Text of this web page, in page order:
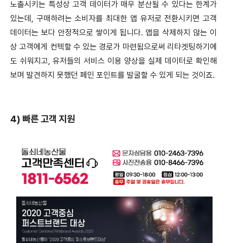
노출시키는 특성상 고객 데이터가 매우 분산될 수 있다는 한계가
있는데, 구매하려는 소비자를 최대한 앱 유저로 전환시키면 고객
데이터는 보다 안정적으로 쌓이게 됩니다. 앱을 삭제하지 않는 이
상 고객에게 컨텍할 수 있는 경로가 마련됨으로써 리타겟팅하기에
도 쉬워지고, 유저들의 서비스 이용 양상을 실제 데이터로 확인해
보며 발견하지 못했던 페인 포인트를 발굴할 수 있게 되는 것이죠.
4) 빠른 고객 지원